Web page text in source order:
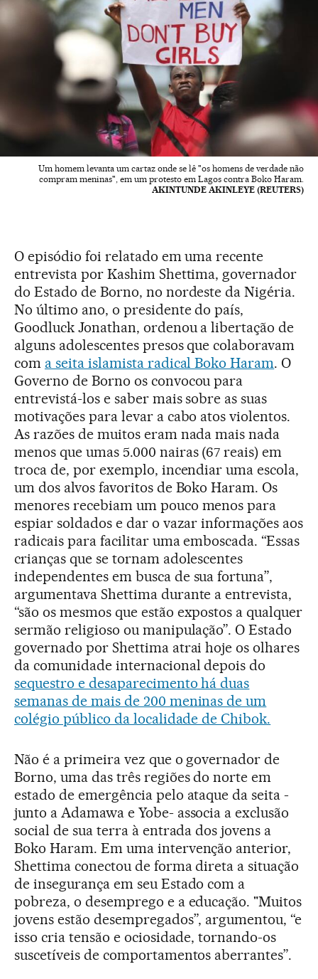
Um homem levanta um cartaz onde se lê "os homens de verdade não
compram meninas", em um protesto em Lagos contra Boko Haram.
AKINTUNDE AKINLEYE (REUTERS)
O episódio foi relatado em uma recente
entrevista por Kashim Shettima, governador
do Estado de Borno, no nordeste da Nigéria.
No último ano, o presidente do país,
Goodluck Jonathan, ordenou a libertação de
alguns adolescentes presos que colaboravam
com a seita islamista radical Boko Haram. O
Governo de Borno os convocou para
entrevistá-los e saber mais sobre as suas
motivações para levar a cabo atos violentos.
As razões de muitos eram nada mais nada
menos que umas 5.000 nairas (67 reais) em
troca de, por exemplo, incendiar uma escola,
um dos alvos favoritos de Boko Haram. Os
menores recebiam um pouco menos para
espiar soldados e dar o vazar informações aos
radicais para facilitar uma emboscada. “Essas
crianças que se tornam adolescentes
independentes em busca de sua fortuna”,
argumentava Shettima durante a entrevista,
“são os mesmos que estão expostos a qualquer
sermão religioso ou manipulação”. O Estado
governado por Shettima atrai hoje os olhares
da comunidade internacional depois do
sequestro e desaparecimento há duas
semanas de mais de 200 meninas de um
colégio público da localidade de Chibok.
Não é a primeira vez que o governador de
Borno, uma das três regiões do norte em
estado de emergência pelo ataque da seita -
junto a Adamawa e Yobe- associa a exclusão
social de sua terra à entrada dos jovens a
Boko Haram. Em uma intervenção anterior,
Shettima conectou de forma direta a situação
de insegurança em seu Estado com a
pobreza, o desemprego e a educação. "Muitos
jovens estão desempregados”, argumentou, “e
isso cria tensão e ociosidade, tornando-os
suscetíveis de comportamentos aberrantes”.